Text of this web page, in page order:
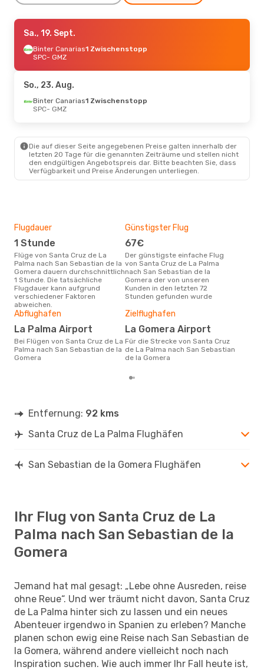
So., 30. Aug.
Binter Canarias1 Zwischenstopp
SPC- GMZ
GMZ- SPC
Mo., 24. Aug.- Do., 27. Aug.
GMZ
- SPC
Sa., 19. Sept.
Binter Canarias1 Zwischenstopp
SPC- GMZ
So., 23. Aug.
Binter Canarias1 Zwischenstopp
SPC- GMZ
Die auf dieser Seite angegebenen Preise galten innerhalb der
letzten 20 Tage für die genannten Zeiträume und stellen nicht
den endgültigen Angebotspreis dar. Bitte beachten Sie, dass
Verfügbarkeit und Preise Änderungen unterliegen.
Flugdauer
1 Stunde
Flüge von Santa Cruz de La
Palma nach San Sebastian de la
Gomera dauern durchschnittlich
1 Stunde. Die tatsächliche
Flugdauer kann aufgrund
verschiedener Faktoren
abweichen.
Günstigster Flug
67€
Der günstigste einfache Flug
von Santa Cruz de La Palma
nach San Sebastian de la
Gomera der von unseren
Kunden in den letzten 72
Stunden gefunden wurde
Abflughafen
La Palma Airport
Bei Flügen von Santa Cruz de La
Palma nach San Sebastian de la
Gomera
Zielflughafen
La Gomera Airport
Für die Strecke von Santa Cruz
de La Palma nach San Sebastian
de la Gomera
Entfernung: 92 kms
Santa Cruz de La Palma Flughäfen
San Sebastian de la Gomera Flughäfen
Ihr Flug von Santa Cruz de La
Palma nach San Sebastian de la
Gomera
Jemand hat mal gesagt: „Lebe ohne Ausreden, reise
ohne Reue“. Und wer träumt nicht davon, Santa Cruz
de La Palma hinter sich zu lassen und ein neues
Abenteuer irgendwo in Spanien zu erleben? Manche
planen schon ewig eine Reise nach San Sebastian de
la Gomera, während andere vielleicht noch nach
Inspiration suchen. Wie auch immer Ihr Fall heute ist,